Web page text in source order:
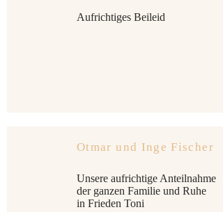
Aufrichtiges Beileid
Otmar und Inge Fischer
Unsere aufrichtige Anteilnahme
der ganzen Familie und Ruhe
in Frieden Toni